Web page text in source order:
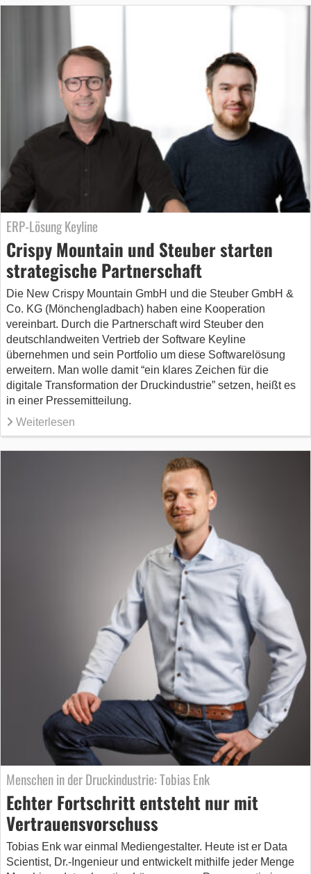
ERP-Lösung Keyline
Crispy Mountain und Steuber starten
strategische Partnerschaft
Die New Crispy Mountain GmbH und die Steuber GmbH &
Co. KG (Mönchengladbach) haben eine Kooperation
vereinbart. Durch die Partnerschaft wird Steuber den
deutschlandweiten Vertrieb der Software Keyline
übernehmen und sein Portfolio um diese Softwarelösung
erweitern. Man wolle damit “ein klares Zeichen für die
digitale Transformation der Druckindustrie” setzen, heißt es
in einer Pressemitteilung.
Weiterlesen
Menschen in der Druckindustrie: Tobias Enk
Echter Fortschritt entsteht nur mit
Vertrauensvorschuss
Tobias Enk war einmal Mediengestalter. Heute ist er Data
Scientist, Dr.-Ingenieur und entwickelt mithilfe jeder Menge